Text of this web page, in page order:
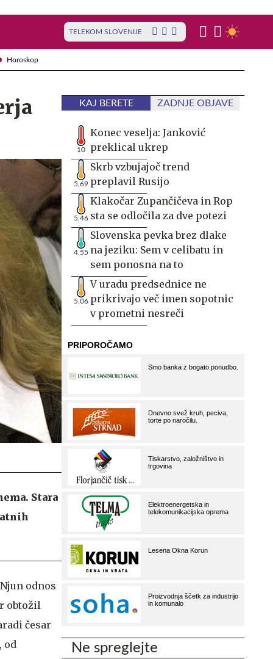
Horoskop
TELEKOM SLOVENIJE
Stara
odnos
obtožil
česar
od
KAJ BERETE ZADNJE OBJAVE
10
Konec veselja: Janković
preklical ukrep
5,69
Skrb vzbujajoč trend
preplavil Rusijo
5,46
Klakočar Zupančičeva in Rop
sta se odločila za dve potezi
4,55
Slovenska pevka brez dlake
na jeziku: Sem v celibatu in
sem ponosna na to
5,06
V uradu predsednice ne
prikrivajo več imen sopotnic
v prometni nesreči
Ne spreglejte